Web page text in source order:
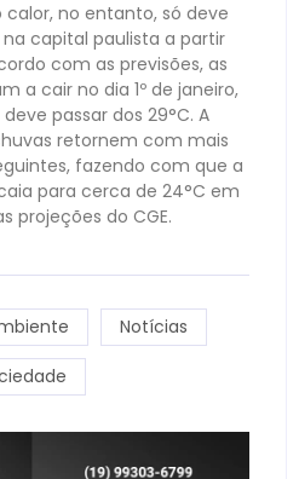
no entanto, só deve
capital paulista a partir
com as previsões, as
a cair no dia 1º de janeiro,
passar dos 29°C. A
retornem com mais
fazendo com que a
para cerca de 24°C em
projeções do CGE.
Notícias